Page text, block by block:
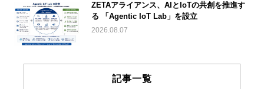
ZETAアライアンス、AIとIoTの共創を推進す
る 「Agentic IoT Lab」を設立
2026.08.07
記事一覧